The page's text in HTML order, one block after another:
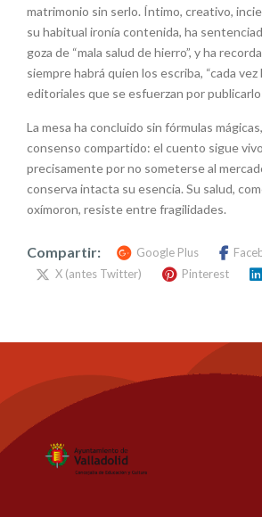
matrimonio sin serlo. Íntimo, creativo,
su habitual ironía contenida, ha
goza de “mala salud de hierro”, yha
siempre habrá quien los escriba, “cada vez
editoriales que se esfuerzan por
La mesa ha concluido sin fórmulas
consenso compartido: el cuento sigue
precisamente por no someterse al
conserva intacta su esencia. Su salud,
oxímoron, resiste entre fragilidades.
Compartir: Google Plus
X (antes Twitter)
Pinterest